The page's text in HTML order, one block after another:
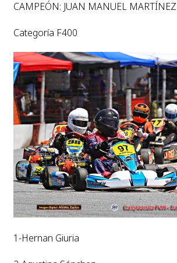
CAMPEÓN: JUAN MANUEL MARTÍNEZ
Categoría F400
1-Hernan Giuria